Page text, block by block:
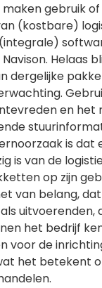
gebruik
(kostbare)
Navison. Helaas
dergelijke
en het
is dat
is van de
op zijn
van belang,
uitvoerenden,
het bedrijf
voor de
het betekent